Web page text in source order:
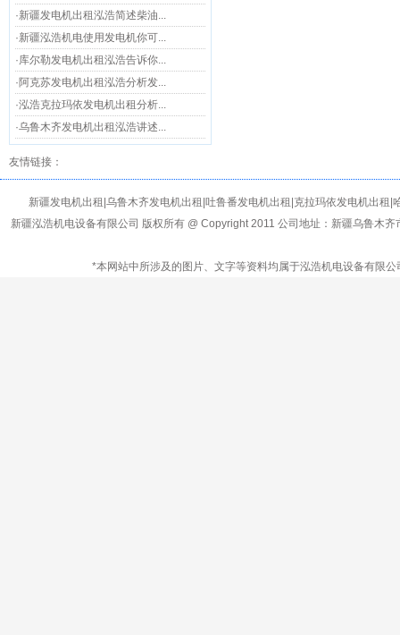
·新疆发电机出租泓浩简述柴油...
·新疆泓浩机电使用发电机你可...
·库尔勒发电机出租泓浩告诉你...
·阿克苏发电机出租泓浩分析发...
·泓浩克拉玛依发电机出租分析...
·乌鲁木齐发电机出租泓浩讲述...
友情链接：
新疆发电机出租|乌鲁木齐发电机出租|吐鲁番发电机出租|克拉玛依发电机出
新疆泓浩机电设备有限公司 版权所有 @ Copyright 2011 公司地址：新疆乌鲁
*本网站中所涉及的图片、文字等资料均属于泓浩机电设备有限